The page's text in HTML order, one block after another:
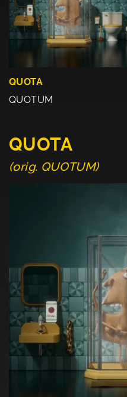
QUOTA
QUOTUM
QUOTA
(orig. QUOTUM)